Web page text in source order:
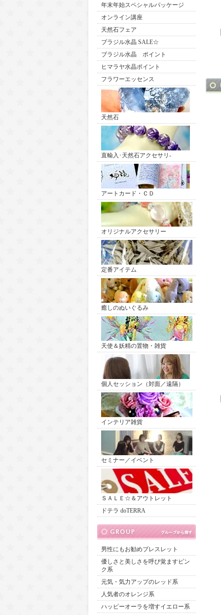
年末年始スペシャルパッケージ
オンライン講座
天然石フェア
ブラジル水晶 SALE☆
ブラジル水晶 ポイント
ヒマラヤ水晶ポイント
フラワーエッセンス
天然石
直輸入･天然石アクセサリ-
アートカード・ＣＤ
オリジナルアクセサリー
定番アイテム
癒しのぬいぐるみ
天使＆妖精の置物・雑貨
個人セッション（対面／遠隔）
インテリア雑貨
セミナー／イベント
ＳＡＬＥ☆＆アウトレット
ドテラ doTERRA
男性にもお勧めブレスレット
優しさと美しさを呼び覚ますピン
ク系
元気・気力アップのレッド系
人気者のオレンジ系
ハッピーオーラを増すイエロー系